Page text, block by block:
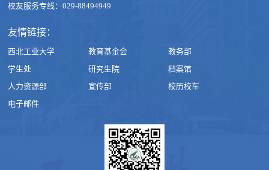
校友服务专线：029-88494949
友情链接：
西北工业大学 教育基金会
教务部
学生处
研究生院
档案馆
人力资源部
宣传部
校历校车
电子邮件